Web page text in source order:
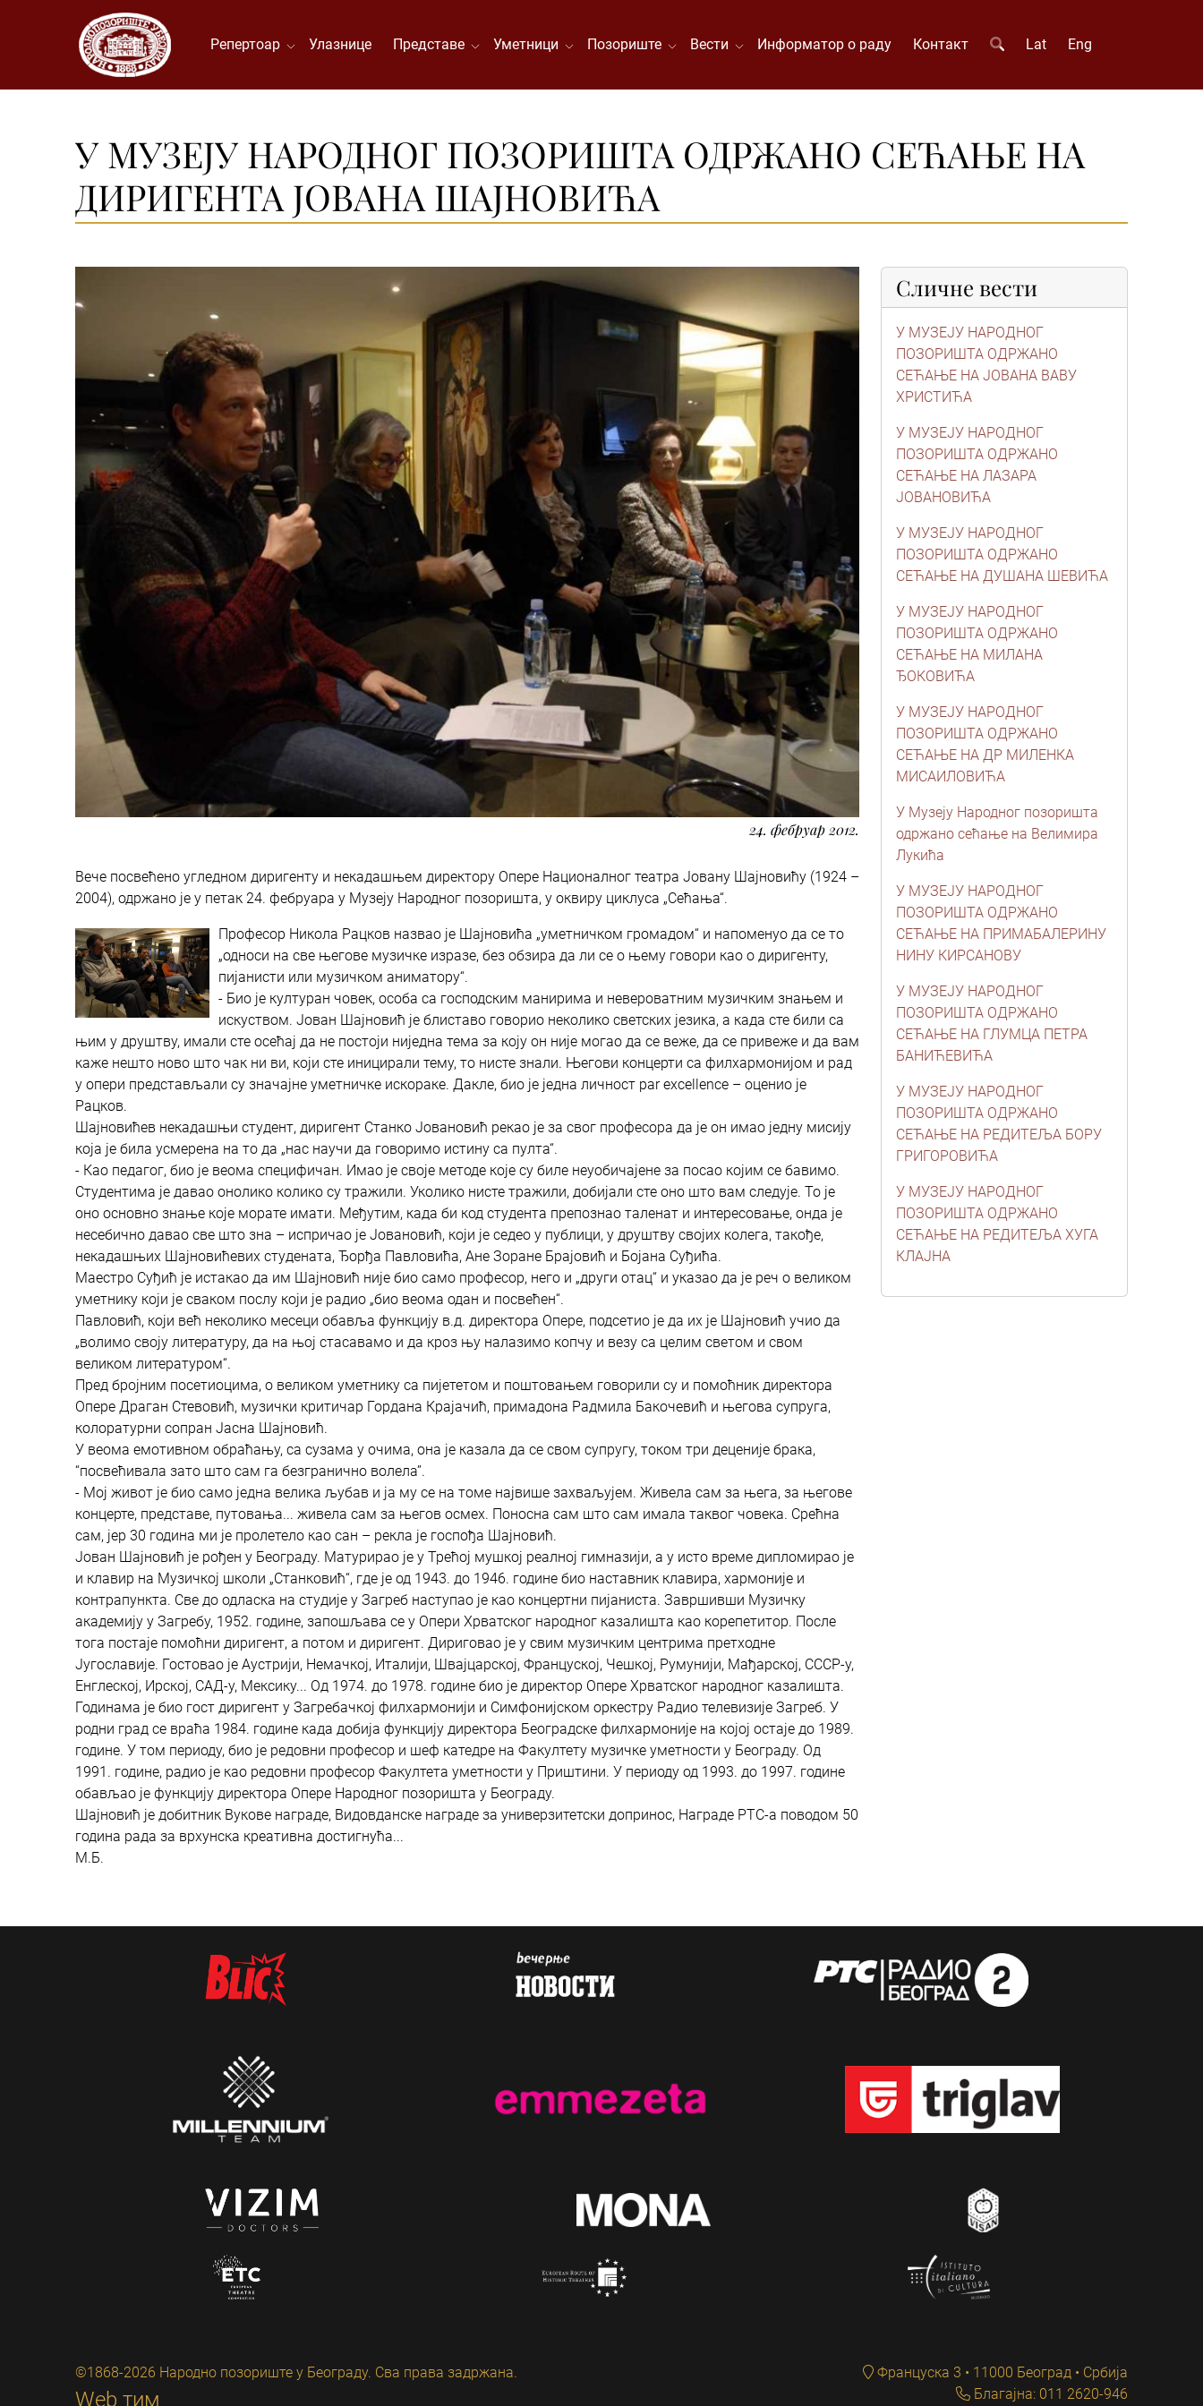
Репертоар Улазнице Представе Уметници Позориште Вести Информатор о раду Контакт Lat Eng
У МУЗЕЈУ НАРОДНОГ ПОЗОРИШТА ОДРЖАНО СЕЋАЊЕ НА
ДИРИГЕНТА ЈОВАНА ШАЈНОВИЋА
24. фебруар 2012.
Вече посвећено угледном диригенту и некадашњем директору Опере Националног театра Јовану Шајновићу (1924 –
2004), одржано је у петак 24. фебруара у Музеју Народног позоришта, у оквиру циклуса „Сећања“.
Професор Никола Рацков назвао је Шајновића „уметничком громадом“ и напоменуо да се то
„односи на све његове музичке изразе, без обзира да ли се о њему говори као о диригенту,
пијанисти или музичком аниматору“.
- Био је културан човек, особа са господским манирима и невероватним музичким знањем и
искуством. Јован Шајновић је блиставо говорио неколико светских језика, а када сте били са
њим у друштву, имали сте осећај да не постоји ниједна тема за коју он није могао да се веже, да се привеже и да вам
каже нешто ново што чак ни ви, који сте иницирали тему, то нисте знали. Његови концерти са филхармонијом и рад
у опери представљали су значајне уметничке искораке. Дакле, био је једна личност par excellence – оценио је
Рацков.
Шајновићев некадашњи студент, диригент Станко Јовановић рекао је за свог професора да је он имао једну мисију
која је била усмерена на то да „нас научи да говоримо истину са пулта“.
- Као педагог, био је веома специфичан. Имао је своје методе које су биле неуобичајене за посао којим се бавимо.
Студентима је давао онолико колико су тражили. Уколико нисте тражили, добијали сте оно што вам следује. То је
оно основно знање које морате имати. Међутим, када би код студента препознао таленат и интересовање, онда је
несебично давао све што зна – испричао је Јовановић, који је седео у публици, у друштву својих колега, такође,
некадашњих Шајновићевих студената, Ђорђа Павловића, Ане Зоране Брајовић и Бојана Суђића.
Маестро Суђић је истакао да им Шајновић није био само професор, него и „други отац“ и указао да је реч о великом
уметнику који је сваком послу који је радио „био веома одан и посвећен“.
Павловић, који већ неколико месеци обавља функцију в.д. директора Опере, подсетио је да их је Шајновић учио да
„волимо своју литературу, да на њој стасавамо и да кроз њу налазимо копчу и везу са целим светом и свом
великом литературом“.
Пред бројним посетиоцима, о великом уметнику са пијететом и поштовањем говорили су и помоћник директора
Опере Драган Стевовић, музички критичар Гордана Крајачић, примадона Радмила Бакочевић и његова супруга,
колоратурни сопран Јасна Шајновић.
У веома емотивном обраћању, са сузама у очима, она је казала да се свом супругу, током три деценије брака,
“посвећивала зато што сам га безгранично волела”.
- Мој живот је био само једна велика љубав и ја му се на томе највише захваљујем. Живела сам за њега, за његове
концерте, представе, путовања... живела сам за његов осмех. Поносна сам што сам имала таквог човека. Срећна
сам, јер 30 година ми је пролетело као сан – рекла је госпођа Шајновић.
Јован Шајновић је рођен у Београду. Матурирао је у Трећој мушкој реалној гимназији, а у исто време дипломирао је
и клавир на Музичкој школи „Станковић“, где је од 1943. до 1946. године био наставник клавира, хармоније и
контрапункта. Све до одласка на студије у Загреб наступао је као концертни пијаниста. Завршивши Музичку
академију у Загребу, 1952. године, запошљава се у Опери Хрватског народног казалишта као корепетитор. После
тога постаје помоћни диригент, а потом и диригент. Дириговао је у свим музичким центрима претходне
Југославије. Гостовао је Аустрији, Немачкој, Италији, Швајцарској, Француској, Чешкој, Румунији, Мађарској, СССР-у,
Енглеској, Ирској, САД-у, Мексику... Од 1974. до 1978. године био је директор Опере Хрватског народног казалишта.
Годинама је био гост диригент у Загребачкој филхармонији и Симфонијском оркестру Радио телевизије Загреб. У
родни град се враћа 1984. године када добија функцију директора Београдске филхармоније на којој остаје до 1989.
године. У том периоду, био је редовни професор и шеф катедре на Факултету музичке уметности у Београду. Од
1991. године, радио је као редовни професор Факултета уметности у Приштини. У периоду од 1993. до 1997. године
обављао је функцију директора Опере Народног позоришта у Београду.
Шајновић је добитник Вукове награде, Видовданске награде за универзитетски допринос, Награде РТС-а поводом 50
година рада за врхунска креативна достигнућа...
М.Б.
Сличне вести
У МУЗЕЈУ НАРОДНОГ
ПОЗОРИШТА ОДРЖАНО
СЕЋАЊЕ НА ЈОВАНА ВАВУ
ХРИСТИЋА
У МУЗЕЈУ НАРОДНОГ
ПОЗОРИШТА ОДРЖАНО
СЕЋАЊЕ НА ЛАЗАРА
ЈОВАНОВИЋА
У МУЗЕЈУ НАРОДНОГ
ПОЗОРИШТА ОДРЖАНО
СЕЋАЊЕ НА ДУШАНА ШЕВИЋА
У МУЗЕЈУ НАРОДНОГ
ПОЗОРИШТА ОДРЖАНО
СЕЋАЊЕ НА МИЛАНА
ЂОКОВИЋА
У МУЗЕЈУ НАРОДНОГ
ПОЗОРИШТА ОДРЖАНО
СЕЋАЊЕ НА ДР МИЛЕНКА
МИСАИЛОВИЋА
У Музеју Народног позоришта
одржано сећање на Велимира
Лукића
У МУЗЕЈУ НАРОДНОГ
ПОЗОРИШТА ОДРЖАНО
СЕЋАЊЕ НА ПРИМАБАЛЕРИНУ
НИНУ КИРСАНОВУ
У МУЗЕЈУ НАРОДНОГ
ПОЗОРИШТА ОДРЖАНО
СЕЋАЊЕ НА ГЛУМЦА ПЕТРА
БАНИЋЕВИЋА
У МУЗЕЈУ НАРОДНОГ
ПОЗОРИШТА ОДРЖАНО
СЕЋАЊЕ НА РЕДИТЕЉА БОРУ
ГРИГОРОВИЋА
У МУЗЕЈУ НАРОДНОГ
ПОЗОРИШТА ОДРЖАНО
СЕЋАЊЕ НА РЕДИТЕЉА ХУГА
КЛАЈНА
©1868-2026 Народно позориште у Београду. Сва права задржана.
Web тим
Француска 3 • 11000 Београд • Србија
Благајна: 011 2620-946